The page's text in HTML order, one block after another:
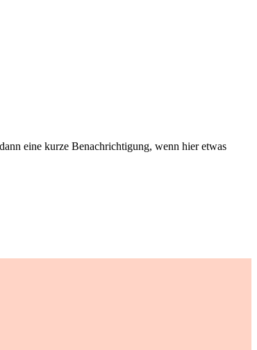
eine kurze Benachrichtigung, wenn hier etwas